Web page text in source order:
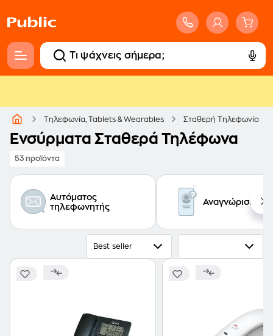
Τηλεφωνία, Tablets & Wearables Σταθερή Τηλεφωνία
Ενσύρματα Σταθερά Τηλέφωνα
53 προϊόντα
Αυτόματος
τηλεφωνητής
Αναγνώριση
Best seller